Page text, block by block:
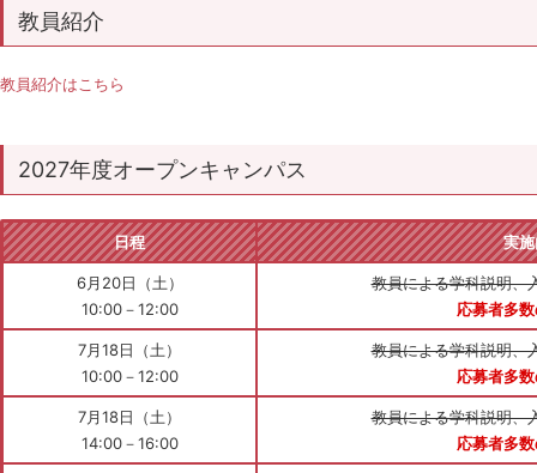
教員紹介
教員紹介はこちら
2027年度オープンキャンパス
日程 実
6月20日（土）
10:00－12:00
教員による学科説明、
応募者多
7月18日（土）
10:00－12:00
教員による学科説明、
応募者多
7月18日（土）
14:00－16:00
教員による学科説明、
応募者多